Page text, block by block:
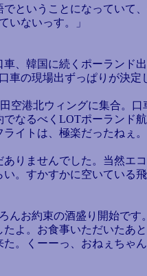
ということになっていて、
いないっす。」
、韓国に続くポーランド
車の現場出ずっぱりが決定
空港北ウィングに集合。
なるべくLOTポーランド
イトは、極楽だったねぇ。
りませんでした。当然エ
。すかすかに空いている
お約束の酒盛り開始で
よ。お食事いただいたあ
。くーーっ、おねぇちゃん